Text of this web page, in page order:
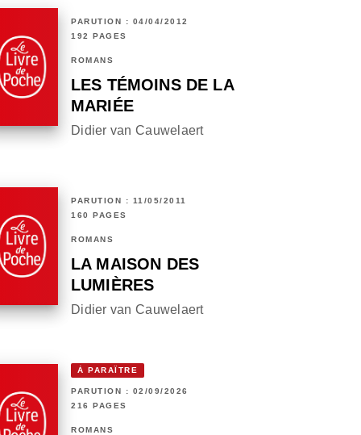
PARUTION : 04/04/2012
192 PAGES
ROMANS
LES TÉMOINS DE LA
MARIÉE
Didier van Cauwelaert
PARUTION : 11/05/2011
160 PAGES
ROMANS
LA MAISON DES
LUMIÈRES
Didier van Cauwelaert
À PARAÎTRE
PARUTION : 02/09/2026
216 PAGES
ROMANS